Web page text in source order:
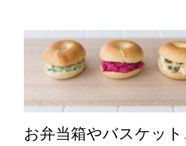
お弁当箱やバスケット